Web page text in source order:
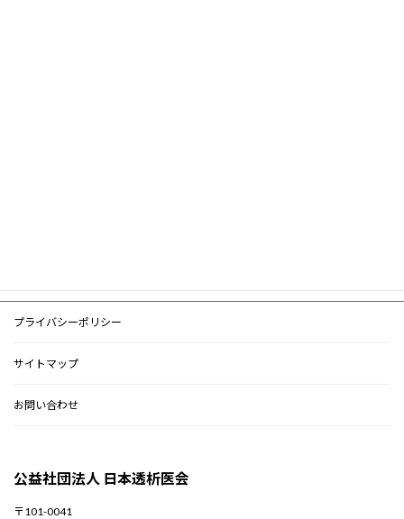
プライバシーポリシー
サイトマップ
お問い合わせ
公益社団法人 日本透析医会
〒101-0041